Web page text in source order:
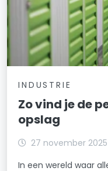
INDUSTRIE
Zo vind je de
opslag
27 november 2025
In een wereld waar